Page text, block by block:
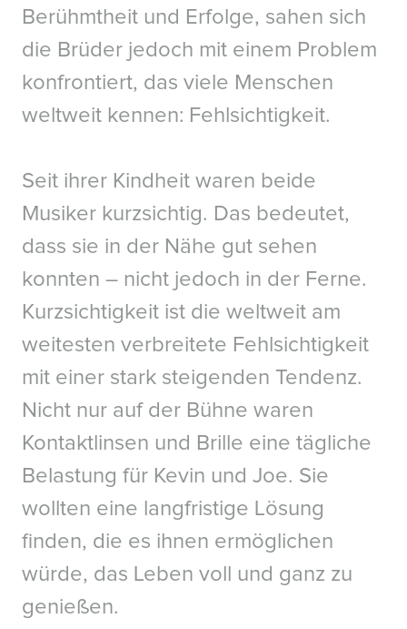
Berühmtheit und Erfolge, sahen sich
die Brüder jedoch mit einem Problem
konfrontiert, das viele Menschen
weltweit kennen: Fehlsichtigkeit.
Seit ihrer Kindheit waren beide
Musiker kurzsichtig. Das bedeutet,
dass sie in der Nähe gut sehen
konnten – nicht jedoch in der Ferne.
Kurzsichtigkeit ist die weltweit am
weitesten verbreitete Fehlsichtigkeit
mit einer stark steigenden Tendenz.
Nicht nur auf der Bühne waren
Kontaktlinsen und Brille eine tägliche
Belastung für Kevin und Joe. Sie
wollten eine langfristige Lösung
finden, die es ihnen ermöglichen
würde, das Leben voll und ganz zu
genießen.